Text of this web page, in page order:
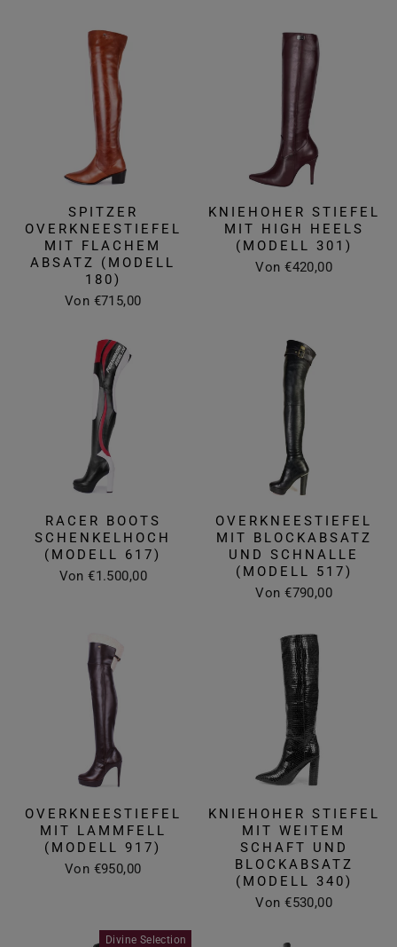
SPITZER
OVERKNEESTIEFEL
MIT FLACHEM
ABSATZ (MODELL
180)
Von €715,00
KNIEHOHER STIEFEL
MIT HIGH HEELS
(MODELL 301)
Von €420,00
RACER BOOTS
SCHENKELHOCH
(MODELL 617)
Von €1.500,00
OVERKNEESTIEFEL
MIT BLOCKABSATZ
UND SCHNALLE
(MODELL 517)
Von €790,00
OVERKNEESTIEFEL
MIT LAMMFELL
(MODELL 917)
Von €950,00
KNIEHOHER STIEFEL
MIT WEITEM
SCHAFT UND
BLOCKABSATZ
(MODELL 340)
Von €530,00
Divine Selection